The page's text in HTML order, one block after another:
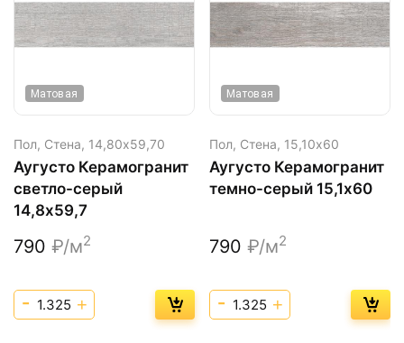
Матовая
Пол, Стена, 14,80х59,70
Аугусто Керамогранит
светло-серый
14,8х59,7
790 ₽/м2
Матовая
Пол, Стена, 15,10х60
Аугусто Керамогранит
темно-серый 15,1х60
790 ₽/м2